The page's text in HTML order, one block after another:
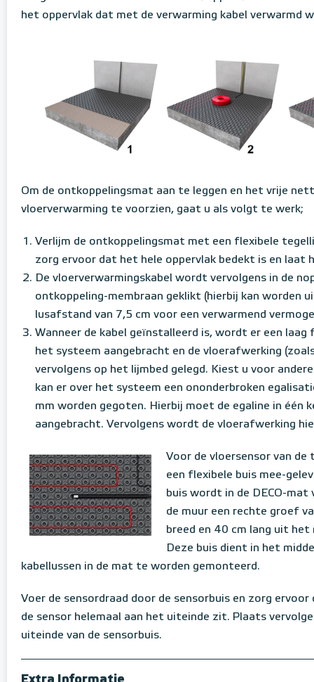
het oppervlak dat met de verwarming kabel verwarmd
Om de ontkoppelingsmat aan te leggen en het vrije
vloerverwarming te voorzien, gaat u als volgt te werk;
Verlijm de ontkoppelingsmat met een flexibele
zorg ervoor dat het hele oppervlak bedekt is en laat
De vloerverwarmingskabel wordt vervolgens in de
ontkoppeling-membraan geklikt (hierbij kan worden
lusafstand van 7,5 cm voor een verwarmend
Wanneer de kabel geïnstalleerd is, wordt er een
het systeem aangebracht en de vloerafwerking
vervolgens op het lijmbed gelegd. Kiest u voor
kan er over het systeem een ononderbroken
mm worden gegoten. Hierbij moet de egaline in één
aangebracht. Vervolgens wordt de vloerafwerking
Voor de vloersensor van
een flexibele buis mee-
buis wordt in de DECO-
de muur een rechte groef
breed en 40 cm lang uit het
Deze buis dient in het
kabellussen in de mat te worden gemonteerd.
Voer de sensordraad door de sensorbuis en zorg
de sensor helemaal aan het uiteinde zit. Plaats
uiteinde van de sensorbuis.